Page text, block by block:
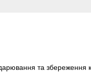
та збереження